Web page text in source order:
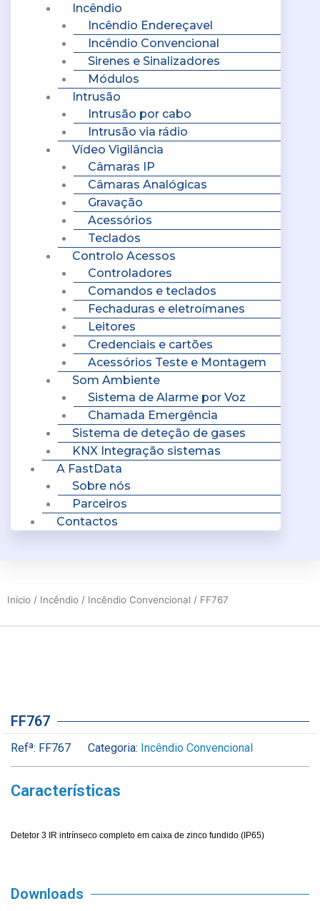
Incêndio
Incêndio Endereçavel
Incêndio Convencional
Sirenes e Sinalizadores
Módulos
Intrusão
Intrusão por cabo
Intrusão via rádio
Vídeo Vigilância
Câmaras IP
Câmaras Analógicas
Gravação
Acessórios
Teclados
Controlo Acessos
Controladores
Comandos e teclados
Fechaduras e eletroímanes
Leitores
Credenciais e cartões
Acessórios Teste e Montagem
Som Ambiente
Sistema de Alarme por Voz
Chamada Emergência
Sistema de deteção de gases
KNX Integração sistemas
A FastData
Sobre nós
Parceiros
Contactos
Início / Incêndio / Incêndio Convencional / FF767
FF767
Refª: FF767 Categoria: Incêndio Convencional
Características
Detetor 3 IR intrínseco completo em caixa de zinco fundido (IP65)
Downloads